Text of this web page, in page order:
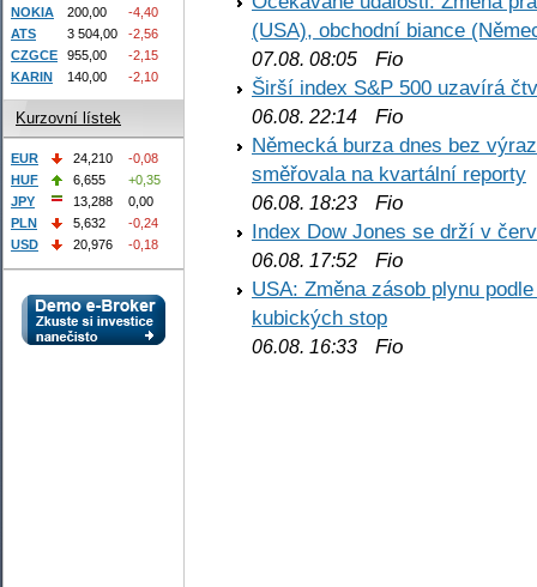
(USA), obchodní biance
07.08. 08:05 Fio
Širší index S&P 500 uzavírá
06.08. 22:14 Fio
Německá burza dnes bez
směřovala na kvartální reporty
06.08. 18:23 Fio
Index Dow Jones se drží v
06.08. 17:52 Fio
USA: Změna zásob plynu
kubických stop
06.08. 16:33 Fio
NOKIA
200,00
-4,40
ATS
3 504,00
-2,56
CZGCE
955,00
-2,15
KARIN
140,00 -2,10
Kurzovní lístek
EUR 24,210
-0,08
HUF
6,655
+0,35
JPY
13,288
0,00
PLN
5,632
-0,24
USD
20,976 -0,18